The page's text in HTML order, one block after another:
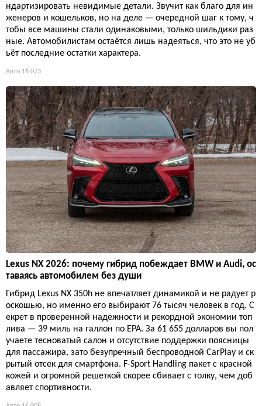
ндартизировать невидимые детали. Звучит как благо для ин
женеров и кошельков, но на деле — очередной шаг к тому, ч
тобы все машины стали одинаковыми, только шильдики раз
ные. Автомобилистам остаётся лишь надеяться, что это не уб
ьёт последние остатки характера.
Авто 16 073
Lexus NX 2026: почему гибрид побеждает BMW и Audi, ос
таваясь автомобилем без души
Гибрид Lexus NX 350h не впечатляет динамикой и не радует р
оскошью, но именно его выбирают 76 тысяч человек в год. С
екрет в проверенной надежности и рекордной экономии топ
лива — 39 миль на галлон по EPA. За 61 655 долларов вы пол
учаете тесноватый салон и отсутствие поддержки поясницы
для пассажира, зато безупречный беспроводной CarPlay и ск
рытый отсек для смартфона. F-Sport Handling пакет с красной
кожей и огромной решеткой скорее сбивает с толку, чем доб
авляет спортивности.